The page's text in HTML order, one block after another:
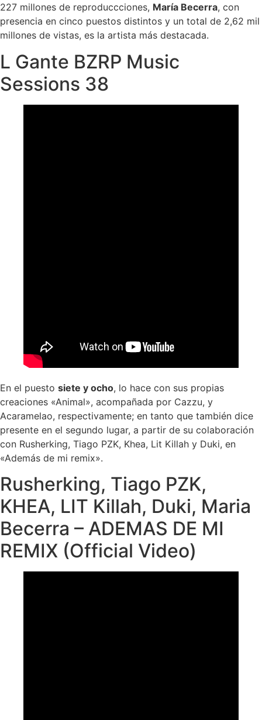
227 millones de reproduccciones, María Becerra, con
presencia en cinco puestos distintos y un total de 2,62 mil
millones de vistas, es la artista más destacada.
L Gante BZRP Music
Sessions 38
En el puesto siete y ocho, lo hace con sus propias
creaciones «Animal», acompañada por Cazzu, y
Acaramelao, respectivamente; en tanto que también dice
presente en el segundo lugar, a partir de su colaboración
con Rusherking, Tiago PZK, Khea, Lit Killah y Duki, en
«Además de mi remix».
Rusherking, Tiago PZK,
KHEA, LIT Killah, Duki, Maria
Becerra – ADEMAS DE MI
REMIX (Official Video)